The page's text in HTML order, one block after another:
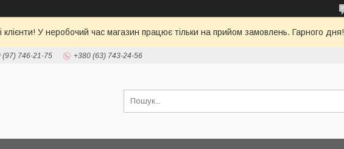
клієнти! У неробочий час магазин працює тільки на прийом замовлень. Гарного дня!
(97) 746-21-75 +380 (63) 743-24-56